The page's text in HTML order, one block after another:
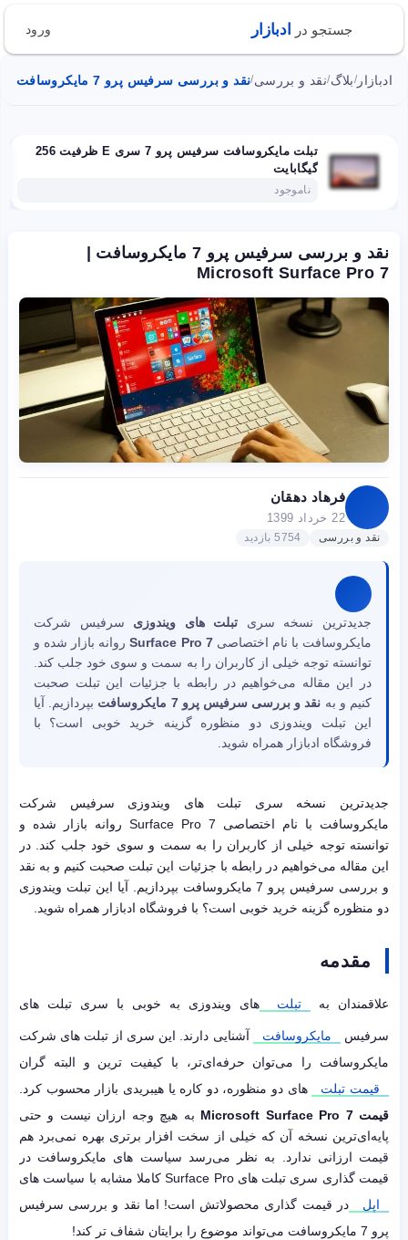
جستجو در ادبازار ورود
ادبازار /بلاگ/نقد و بررسی/نقد و بررسی سرفیس پرو 7 مایکروسافت | Microsoft Surface Pro 7
تبلت مایکروسافت سرفیس پرو 7 سری E ظرفیت 256
گیگابایت
ناموجود
نقد و بررسی سرفیس پرو 7 مایکروسافت |
Microsoft Surface Pro 7
فرهاد دهقان
22 خرداد 1399
نقد و بررسی 5754 بازدید
جدیدترین نسخه سری تبلت های ویندوزی سرفیس شرکت
مایکروسافت با نام اختصاصیSurface Pro 7روانه بازار شده و
توانسته توجه خیلی از کاربران را به سمت و سوی خود جلب کند.
در این مقاله می‌خواهیم در رابطه با جزئیات این تبلت صحبت
کنیم و به نقد و بررسی سرفیس پرو 7 مایکروسافت
بپردازیم. آیا
این تبلت ویندوزی دو منظوره گزینه خرید خوبی است؟ با
فروشگاه ادبازار همراه شوید.
جدیدترین نسخه سری تبلت های ویندوزی سرفیس شرکت
مایکروسافت با نام اختصاصی Surface Pro 7 روانه بازار شده و
توانسته توجه خیلی از کاربران را به سمت و سوی خود جلب کند. در
این مقاله می‌خواهیم در رابطه با جزئیات این تبلت صحبت کنیم و به نقد
و بررسی سرفیس پرو 7 مایکروسافت بپردازیم. آیا این تبلت ویندوزی
دو منظوره گزینه خرید خوبی است؟ با فروشگاه ادبازار همراه شوید.
مقدمه
علاقمندان به تبلت های ویندوزی به خوبی با سری تبلت های
سرفیس مایکروسافت
آشنایی دارند. این سری از تبلت های شرکت
مایکروسافت را می‌توان حرفه‌ای‌تر، با کیفیت ترین و البته گران
قیمت تبلت
های دو منظوره، دو کاره یا هیبریدی بازار محسوب کرد.
قیمت Microsoft Surface Pro 7
به هیچ وجه ارزان نیست و حتی
پایه‌ای‌ترین نسخه آن که خیلی از سخت افزار برتری بهره نمی‌برد هم
قیمت ارزانی ندارد. به نظر می‌رسد سیاست های مایکروسافت در
قیمت گذاری سری تبلت های Surface Pro کاملا مشابه با سیاست های
اپل
در قیمت گذاری محصولاتش است! اما نقد و بررسی سرفیس
پرو 7 مایکروسافت می‌تواند موضوع را برایتان شفاف تر کند!